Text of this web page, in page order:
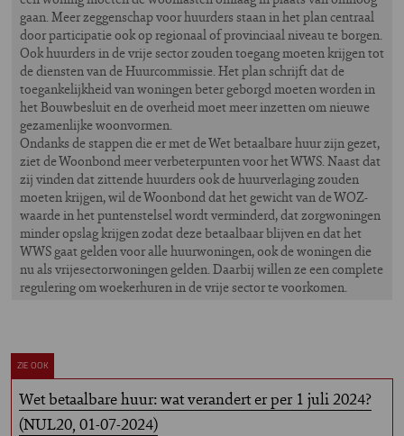
gaan. Meer zeggenschap voor huurders staan in het plan centraal
door participatie ook op regionaal of provinciaal niveau te borgen.
Ook huurders in de vrije sector zouden toegang moeten krijgen tot
de diensten van de Huurcommissie. Het plan schrijft dat de
toegankelijkheid van woningen beter geborgd moeten worden in
het Bouwbesluit en de overheid moet meer inzetten om nieuwe
gezamenlijke woonvormen.
Ondanks de stappen die er met de Wet betaalbare huur zijn gezet,
ziet de Woonbond meer verbeterpunten voor het WWS. Naast dat
zij vinden dat zittende huurders ook de huurverlaging zouden
moeten krijgen, wil de Woonbond dat het gewicht van de WOZ-
waarde in het puntenstelsel wordt verminderd, dat zorgwoningen
minder opslag krijgen zodat deze betaalbaar blijven en dat het
WWS gaat gelden voor alle huurwoningen, ook de woningen die
nu als vrijesectorwoningen gelden. Daarbij willen ze een complete
regulering om woekerhuren in de vrije sector te voorkomen.
ZIE OOK
Wet betaalbare huur: wat verandert er per 1 juli 2024?
(NUL20, 01-07-2024)